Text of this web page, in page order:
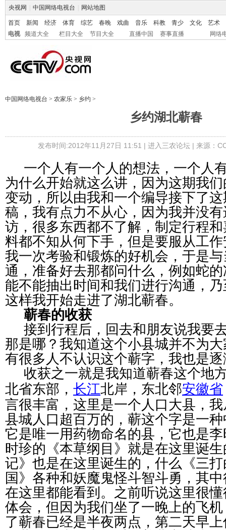
央视网 中国网络电视台 网站地图
首页 新闻 经济 体育 综艺 春晚 戏曲 音乐 科教 青少 文化
艺术
电视
频道大全 栏目大全 节目大全 直播中国 赛事直播 网络
中国网络电视台 > 农家乐 > 乡约 >
乡约湖北蕲春
发布时间:2012年11月27日 11:51 | 进入三农论坛| 来源：
一个人有一个人的想法，一个人
为什么开始就这么讲，因为这期我
变动，所以由我和一个编导接下了
稿，我有点力不从心，因为我并没
访，很多东西都不了解，制定行程
料都不知从何下手，但是要服从工
我一次考验和锻炼的好机会，于是
通，准备好去那都问什么，例如蛇
能不能抽出时间和我们进行沟通，
这样我开始走进了湖北蕲春。
蕲春的收获
接到行程后，回去和朋友说我要
那是哪？我知道这个小县城并不为
有很多人不认识这个蕲字，我也是
收获之一就是我知道蕲春这个地
北省东部， 长江北岸，东北邻安徽省
言很丰富，这里是一个人口大县，
县城人口超百万的， 蕲这个字是一
它是唯一用药物命名的县 ，它也是
时珍的《本草纲目》就是在这里诞
记》也是在这里诞生的， 什么《三
国》各种和妖魔鬼怪斗智斗勇，其
在这里都能看到。 之前听说这里很
体会，但因为我们坐了一晚上的飞
了蕲春已经是半夜两点，第二天早